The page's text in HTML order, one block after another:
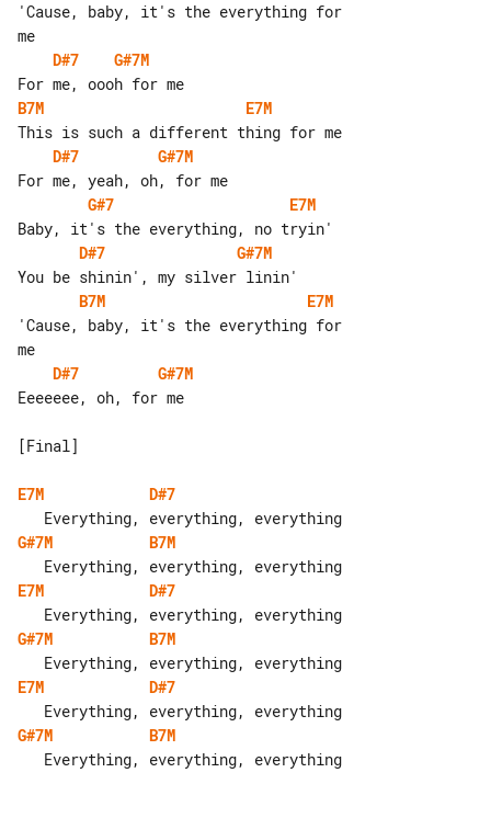
'Cause, baby, it's the everything for
D#7
G#7M
B7M
E7M
D#7
G#7M
G#7
E7M
D#7
G#7M
B7M
E7M
'Cause, baby, it's the everything for
D#7
G#7M
Eeeeeee, oh, for me
[Final]
E7M
D#7
G#7M
B7M
E7M
D#7
G#7M
B7M
E7M
D#7
G#7M
B7M